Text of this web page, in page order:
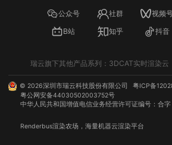
公众号 社群 视频
B站
知乎 抖音
瑞云旗下其他产品系列： 3DCAT实时渲染云
© 2026深圳市瑞云科技股份有限公司
粤ICP备
粤公网安备44030502003752号
中华人民共和国增值电信业务经营许可证编号：合
Renderbus渲染农场 ，海量机器云渲染平台